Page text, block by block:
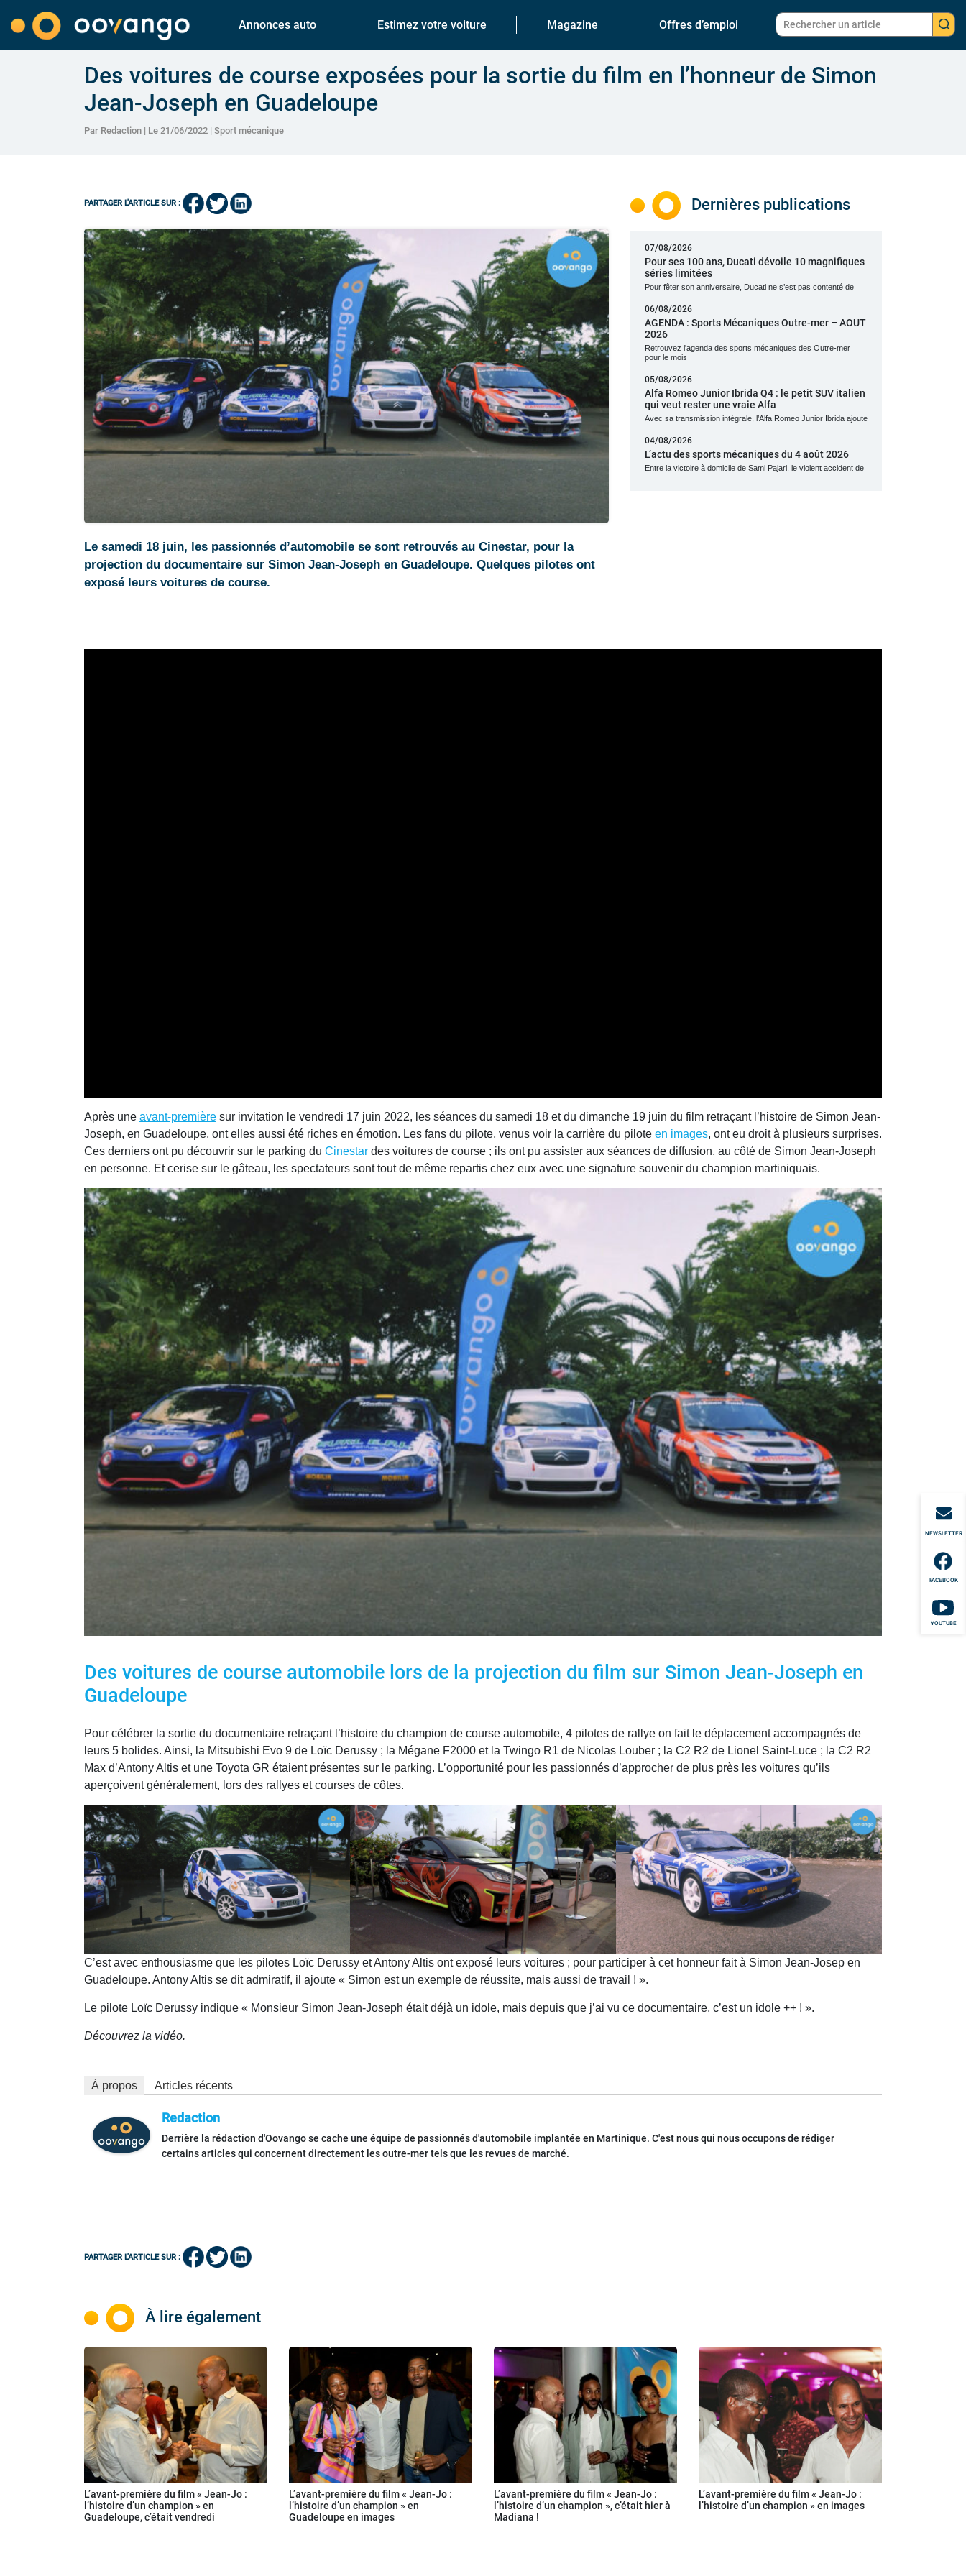
Annonces auto Estimez votre voiture Magazine Offres d’emploi
NEWSLETTER
FACEBOOK
YOUTUBE
Des voitures de course exposées pour la sortie du film en l’honneur de Simon
Jean-Joseph en Guadeloupe
Par Redaction | Le 21/06/2022 | Sport mécanique
PARTAGER L'ARTICLE SUR :
Le samedi 18 juin, les passionnés d’automobile se sont retrouvés au Cinestar, pour la
projection du documentaire sur Simon Jean-Joseph en Guadeloupe. Quelques pilotes ont
exposé leurs voitures de course.
Dernières publications
07/08/2026
Pour ses 100 ans, Ducati dévoile 10 magnifiques
séries limitées
Pour fêter son anniversaire, Ducati ne s’est pas contenté de
06/08/2026
AGENDA : Sports Mécaniques Outre-mer – AOUT
2026
Retrouvez l'agenda des sports mécaniques des Outre-mer
pour le mois
05/08/2026
Alfa Romeo Junior Ibrida Q4 : le petit SUV italien
qui veut rester une vraie Alfa
Avec sa transmission intégrale, l’Alfa Romeo Junior Ibrida ajoute
04/08/2026
L’actu des sports mécaniques du 4 août 2026
Entre la victoire à domicile de Sami Pajari, le violent accident de
Après une avant-première sur invitation le vendredi 17 juin 2022, les séances du samedi 18 et du dimanche 19 juin du film retraçant l’histoire de Simon Jean-
Joseph, en Guadeloupe, ont elles aussi été riches en émotion. Les fans du pilote, venus voir la carrière du pilote en images, ont eu droit à plusieurs surprises.
Ces derniers ont pu découvrir sur le parking du Cinestar des voitures de course ; ils ont pu assister aux séances de diffusion, au côté de Simon Jean-Joseph
en personne. Et cerise sur le gâteau, les spectateurs sont tout de même repartis chez eux avec une signature souvenir du champion martiniquais.
Des voitures de course automobile lors de la projection du film sur Simon Jean-Joseph en
Guadeloupe
Pour célébrer la sortie du documentaire retraçant l’histoire du champion de course automobile, 4 pilotes de rallye on fait le déplacement accompagnés de
leurs 5 bolides. Ainsi, la Mitsubishi Evo 9 de Loïc Derussy ; la Mégane F2000 et la Twingo R1 de Nicolas Louber ; la C2 R2 de Lionel Saint-Luce ; la C2 R2
Max d’Antony Altis et une Toyota GR étaient présentes sur le parking. L’opportunité pour les passionnés d’approcher de plus près les voitures qu’ils
aperçoivent généralement, lors des rallyes et courses de côtes.
C’est avec enthousiasme que les pilotes Loïc Derussy et Antony Altis ont exposé leurs voitures ; pour participer à cet honneur fait à Simon Jean-Josep en
Guadeloupe. Antony Altis se dit admiratif, il ajoute « Simon est un exemple de réussite, mais aussi de travail ! ».
Le pilote Loïc Derussy indique « Monsieur Simon Jean-Joseph était déjà un idole, mais depuis que j’ai vu ce documentaire, c’est un idole ++ ! ».
Découvrez la vidéo.
À propos Articles récents
Redaction
Derrière la rédaction d'Oovango se cache une équipe de passionnés d'automobile implantée en Martinique. C'est nous qui nous occupons de rédiger
certains articles qui concernent directement les outre-mer tels que les revues de marché.
PARTAGER L'ARTICLE SUR :
À lire également
L’avant-première du film « Jean-Jo :
l’histoire d’un champion » en
Guadeloupe, c’était vendredi
L’avant-première du film « Jean-Jo :
l’histoire d’un champion » en
Guadeloupe en images
L’avant-première du film « Jean-Jo :
l’histoire d’un champion », c’était hier à
Madiana !
L’avant-première du film « Jean-Jo :
l’histoire d’un champion » en images